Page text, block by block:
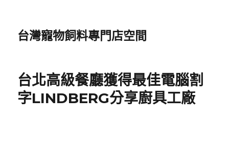
台灣寵物飼料專門店空間
台北高級餐廳獲得最佳電腦割
字LINDBERG分享廚具工廠